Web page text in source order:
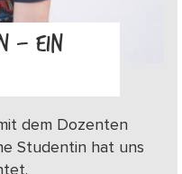
– EIN
dem Dozenten
Studentin hat uns